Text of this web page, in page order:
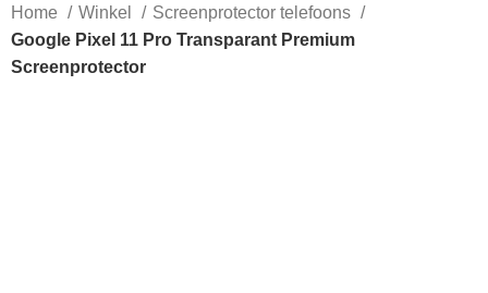
Home Winkel
Screenprotector telefoons
Google Pixel 11 Pro Transparant Premium
Screenprotector